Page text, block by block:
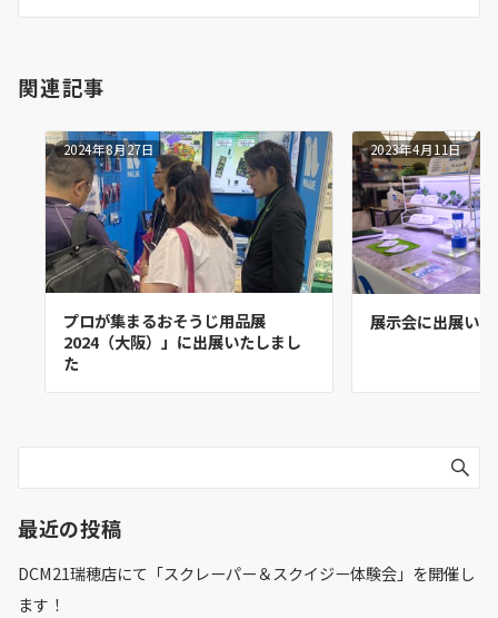
ン
関連記事
2024年8月27日
プロが集まるおそうじ用品展
2024（大阪）」に出展いたしまし
た
2023年4月11日
展示会に出展い
最近の投稿
DCM21瑞穂店にて「スクレーパー＆スクイジー体験会」を開催し
ます！